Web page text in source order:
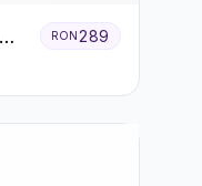
RON 289